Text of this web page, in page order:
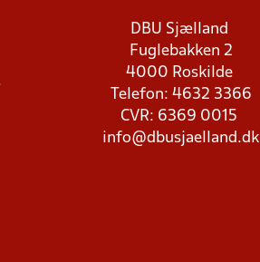
DBU Sjælland
Fuglebakken 2
4000 Roskilde
Telefon: 4632 3366
CVR: 6369 0015
info@dbusjaelland.dk